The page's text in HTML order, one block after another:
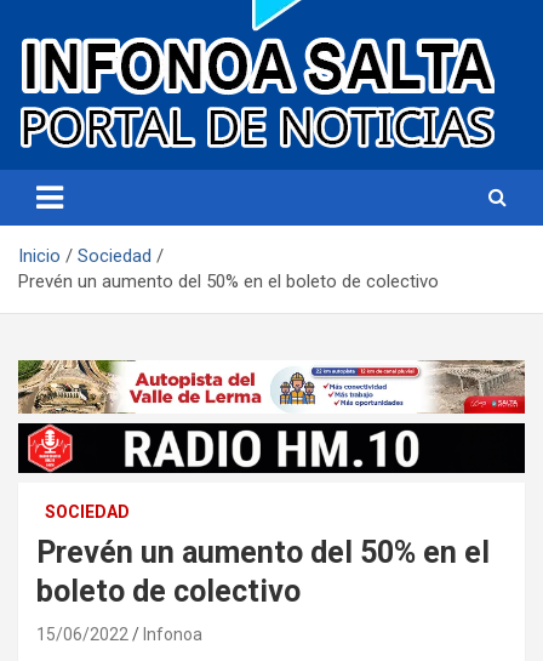
Infonoa Salta
Inicio
Sociedad
Prevén un aumento del 50% en el boleto de colectivo
SOCIEDAD
Prevén un aumento del 50% en el
boleto de colectivo
15/06/2022 Infonoa